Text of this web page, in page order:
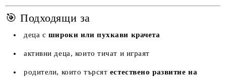
🎯 Подходящи за
деца с широки или пухкави крачета
активни деца, които тичат и играят
родители, които търсят естествено развитие на